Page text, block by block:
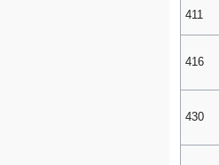
411
416
430